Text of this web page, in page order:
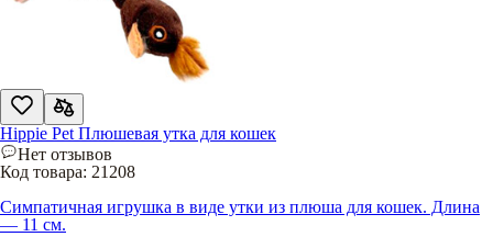
Hippie Pet Плюшевая утка для кошек
Нет отзывов
Код товара: 21208
Симпатичная игрушка в виде утки из плюша для кошек. Длина
— 11 см.